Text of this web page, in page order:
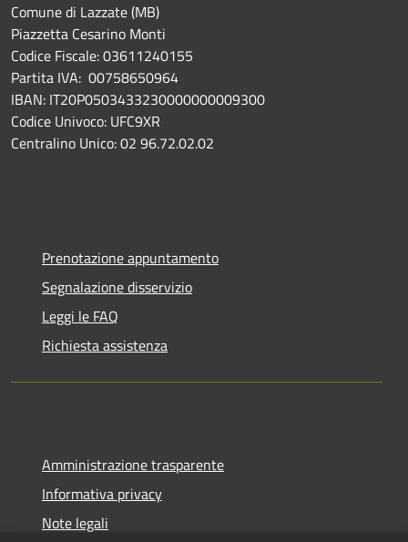
Comune di Lazzate (MB)
Piazzetta Cesarino Monti
Codice Fiscale: 03611240155
Partita IVA: 00758650964
IBAN: IT20P0503433230000000009300
Codice Univoco: UFC9XR
Centralino Unico: 02 96.72.02.02
Prenotazione appuntamento
Segnalazione disservizio
Leggi le FAQ
Richiesta assistenza
Amministrazione trasparente
Informativa privacy
Note legali